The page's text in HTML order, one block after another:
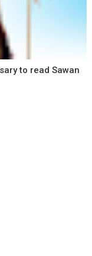
to read Sawan